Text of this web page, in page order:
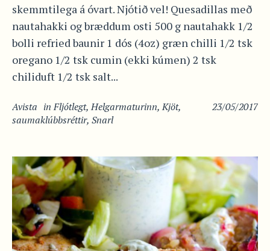
skemmtilega á óvart. Njótið vel! Quesadillas með
nautahakki og bræddum osti 500 g nautahakk 1/2
bolli refried baunir 1 dós (4oz) græn chilli 1/2 tsk
oregano 1/2 tsk cumin (ekki kúmen) 2 tsk
chiliduft 1/2 tsk salt...
23/05/2017
Avista inFljótlegt,Helgarmaturinn,Kjöt,
saumaklúbbsréttir, Snarl